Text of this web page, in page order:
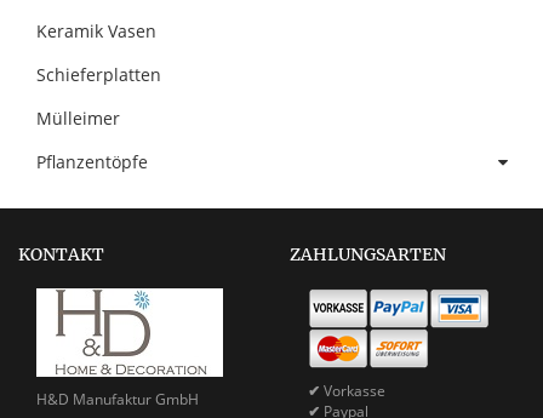
Keramik Vasen
Schieferplatten
Mülleimer
Pflanzentöpfe
KONTAKT
H&D Manufaktur GmbH
ZAHLUNGSARTEN
✔ Vorkasse
✔ Paypal